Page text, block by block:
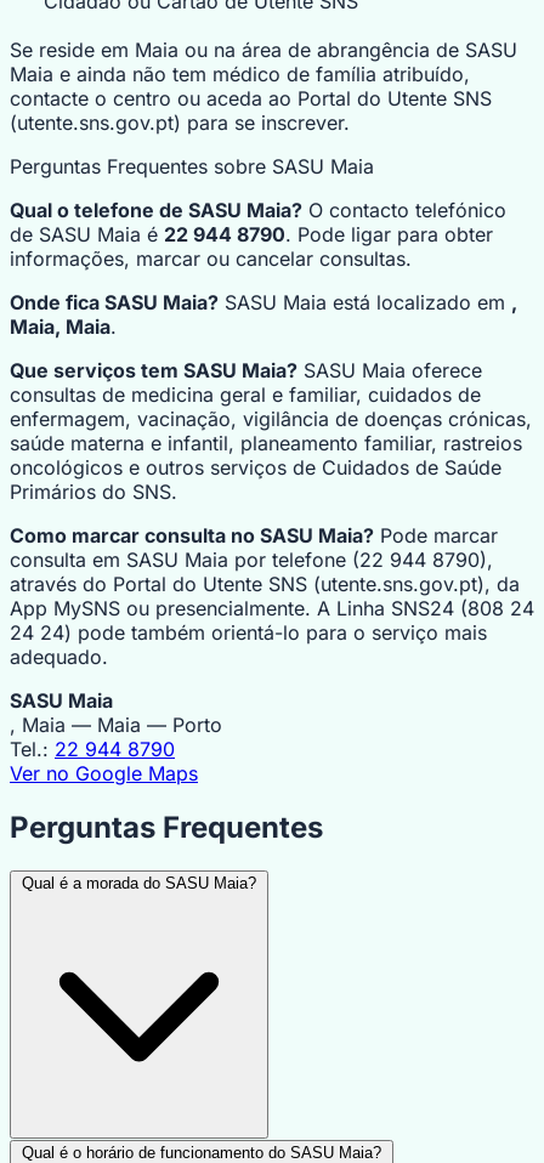
Se reside em Maia ou na área de abrangência de SASU
Maia e ainda não tem médico de família atribuído,
contacte o centro ou aceda ao Portal do Utente SNS
(utente.sns.gov.pt) para se inscrever.
Perguntas Frequentes sobre SASU Maia
Qual o telefone de SASU Maia? O contacto telefónico
de SASU Maia é 22 944 8790. Pode ligar para obter
informações, marcar ou cancelar consultas.
Onde fica SASU Maia? SASU Maia está localizado em ,
Maia, Maia.
Que serviços tem SASU Maia? SASU Maia oferece
consultas de medicina geral e familiar, cuidados de
enfermagem, vacinação, vigilância de doenças crónicas,
saúde materna e infantil, planeamento familiar, rastreios
oncológicos e outros serviços de Cuidados de Saúde
Primários do SNS.
Como marcar consulta no SASU Maia? Pode marcar
consulta em SASU Maia por telefone (22 944 8790),
através do Portal do Utente SNS (utente.sns.gov.pt), da
App MySNS ou presencialmente. A Linha SNS24 (808 24
24 24) pode também orientá-lo para o serviço mais
adequado.
SASU Maia
, Maia — Maia — Porto
Tel.: 22 944 8790
Ver no Google Maps
Perguntas Frequentes
Qual é a morada do SASU Maia?
Qual é o horário de funcionamento do SASU Maia?